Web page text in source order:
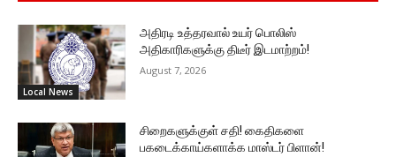
Local News
அதிரடி உத்தரவால் உயர் பொலிஸ்
அதிகாரிகளுக்கு திடீர் இடமாற்றம்!
August 7, 2026
சிறைகளுக்குள் சதி! கைதிகளை
பகடைக்காய்களாக்க மாஸ்டர் பிளான்!